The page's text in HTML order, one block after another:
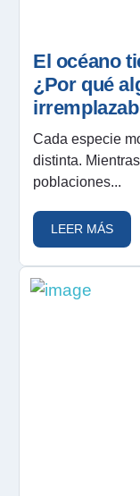
El océano
¿Por qué
Cada especie
distinta.
poblaciones...
LEER MÁS